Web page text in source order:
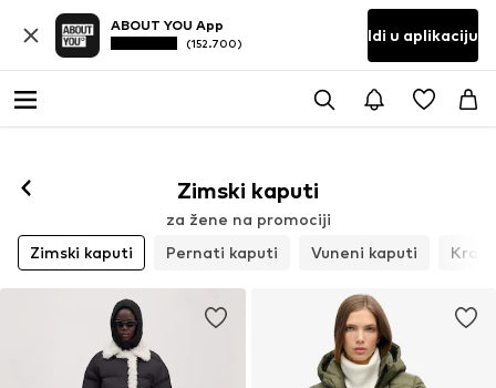
ABOUT YOU App
(152.700) Idi u aplikaciju
Zimski kaputi
za žene na promociji
Zimski kaputi
Pernati kaputi Vuneni kaputi